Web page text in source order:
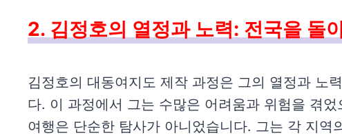
2. 김정호의 열정과 노력: 전국을 돌
김정호의 대동여지도 제작 과정은 그의 열정과 노
다. 이 과정에서 그는 수많은 어려움과 위험을 겪
여행은 단순한 탐사가 아니었습니다. 그는 각 지